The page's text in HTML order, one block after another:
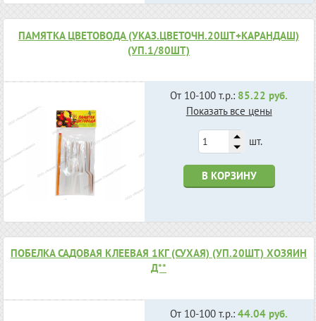
ПАМЯТКА ЦВЕТОВОДА (УКАЗ.ЦВЕТОЧН.20ШТ+КАРАНДАШ)
(УП.1/80ШТ)
От 10-100 т.р.: 85.22 руб.
Показать все цены
шт.
В КОРЗИНУ
ПОБЕЛКА САДОВАЯ КЛЕЕВАЯ 1КГ (СУХАЯ) (УП.20ШТ) ХОЗЯИН
Д**
От 10-100 т.р.:44.04 руб.